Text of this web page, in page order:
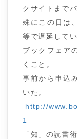
クサイトまで
殊にこの日は
等で遅延して
ブックフェア
くこと。
事前から申込
いた。
http://
1
「知」の読書